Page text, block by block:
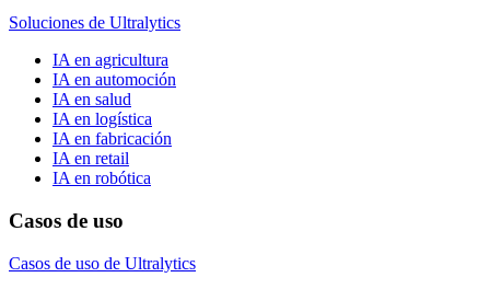
Soluciones de Ultralytics
IA en agricultura
IA en automoción
IA en salud
IA en logística
IA en fabricación
IA en retail
IA en robótica
Casos de uso
Casos de uso de Ultralytics